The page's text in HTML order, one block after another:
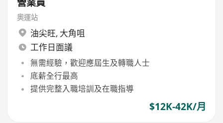
營業員
奧運站
油尖旺, 大角咀
工作日面議
無需經驗，歡迎應屆生及轉職人士
底薪全行最高
提供完整入職培訓及在職指導
$12K-42K/月